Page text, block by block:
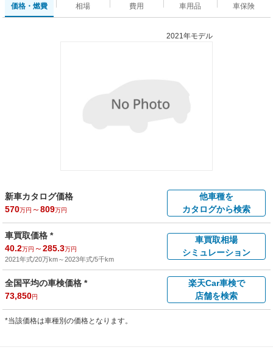
価格・燃費
相場
費用
車用品
車保険
2021年モデル
新車カタログ価格
570万円 ～809万円
他車種を
カタログから検索
車買取価格 *
40.2万円 ～285.3万円
2021年式/20万km～2023年式/5千km
車買取相場
シミュレーション
全国平均の車検価格 *
73,850円
楽天Car車検で
店舗を検索
*当該価格は車種別の価格となります。